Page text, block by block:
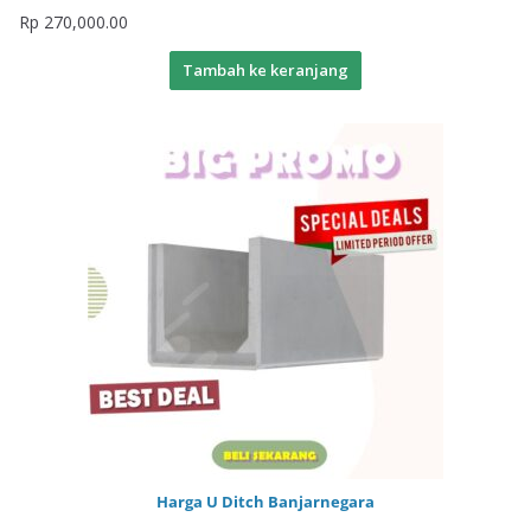
Rp 270,000.00
Tambah ke keranjang
Harga U Ditch Banjarnegara